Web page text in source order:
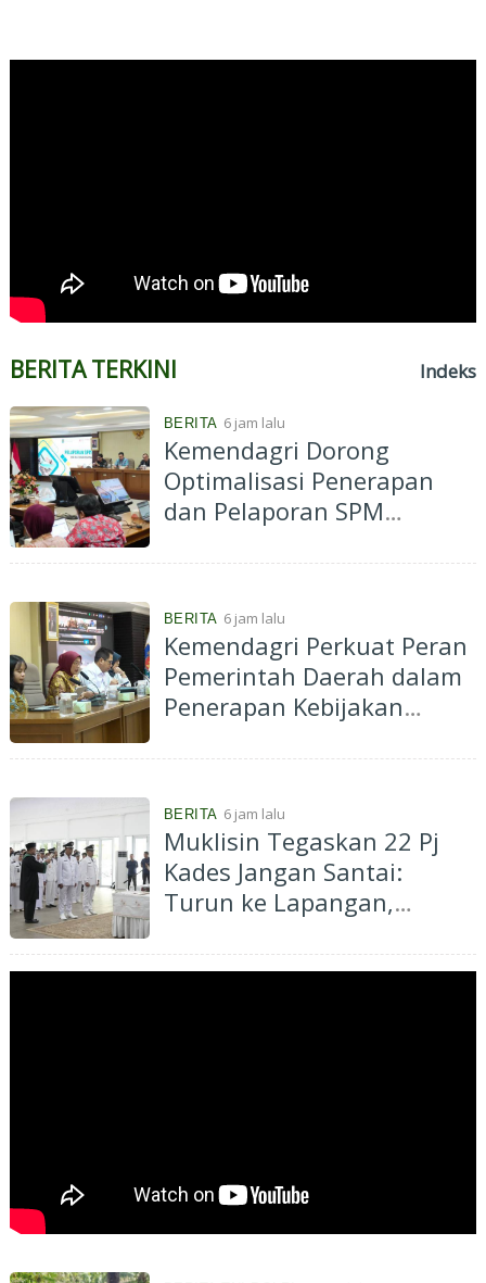
BERITA TERKINI Indeks
BERITA 6 jam lalu
Kemendagri Dorong
Optimalisasi Penerapan
dan Pelaporan SPM
Selatan Tahun 2026
BERITA 6 jam lalu
Kemendagri Perkuat Peran
Pemerintah Daerah dalam
Penerapan Kebijakan
Transmigrasi
BERITA 6 jam lalu
Muklisin Tegaskan 22 Pj
Kades Jangan Santai:
Turun ke Lapangan,
Masyarakat